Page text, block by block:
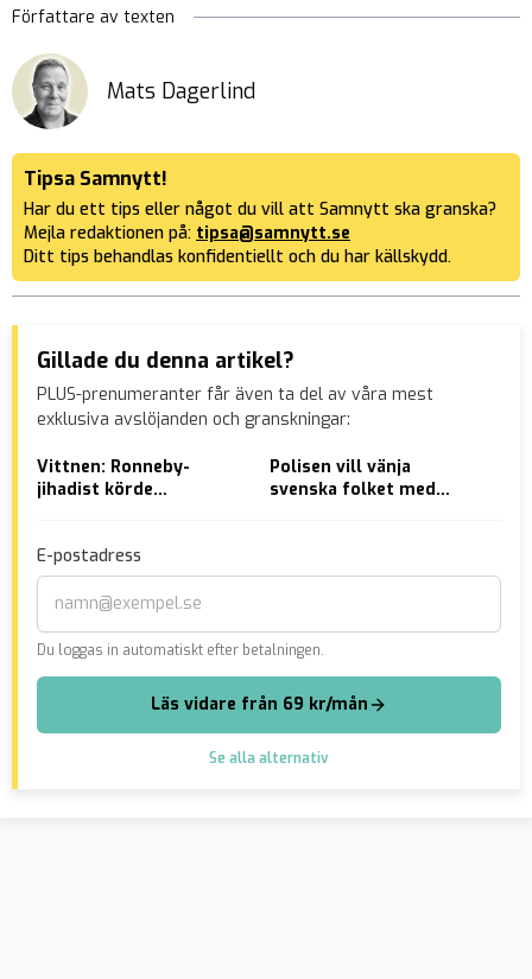
Författare av texten
Mats Dagerlind
Tipsa Samnytt!
Har du ett tips eller något du vill att Samnytt ska granska?
Mejla redaktionen på: tipsa@samnytt.se
Ditt tips behandlas konfidentiellt och du har källskydd.
Gillade du denna artikel?
PLUS-prenumeranter får även ta del av våra mest
exklusiva avslöjanden och granskningar:
Vittnen: Ronneby-
jihadist körde
Polisen vill vänja
svenska folket med
E-postadress
Du loggas in automatiskt efter betalningen.
Läs vidare från 69 kr/mån
Se alla alternativ